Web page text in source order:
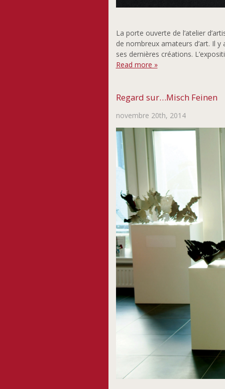
La porte ouverte de l’atelier
de nombreux amateurs d’art. Il
ses dernières créations.
Read more »
Regard sur…Misch Feinen
novembre 20th, 2014